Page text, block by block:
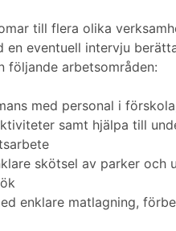
till flera olika
en eventuell intervju
följande arbetsområden:
med personal i
samt hjälpa till
skötsel av parker
enklare matlagning,